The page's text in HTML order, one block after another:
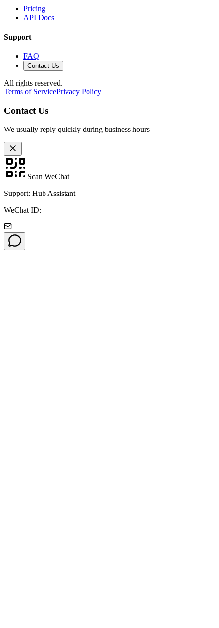
Pricing
API Docs
Support
FAQ
Contact Us
All rights reserved.
Terms of ServicePrivacy Policy
Contact Us
We usually reply quickly during business hours
Scan WeChat
Support: Hub Assistant
WeChat ID: